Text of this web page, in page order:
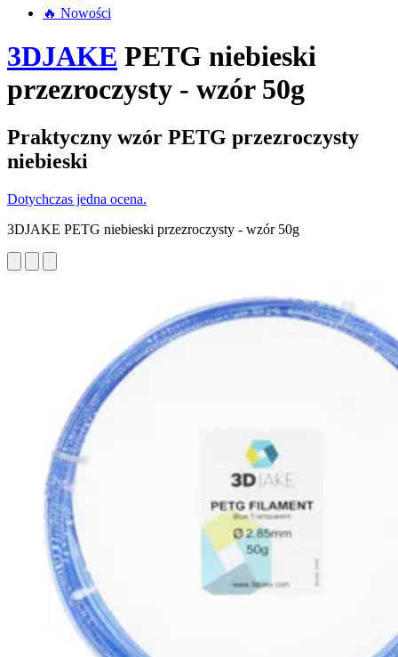
🔥 Nowości
3DJAKE PETG niebieski
przezroczysty - wzór 50g
Praktyczny wzór PETG przezroczysty
niebieski
Dotychczas jedna ocena.
3DJAKE PETG niebieski przezroczysty - wzór 50g